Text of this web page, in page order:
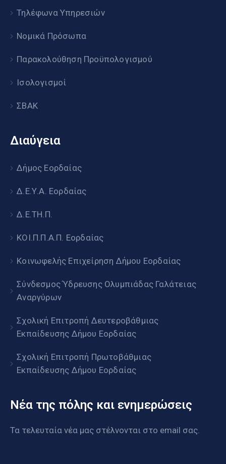
Τηλέφωνα Υπηρεσιών
Νομικά Πρόσωπα
Παρακολούθηση Προϋπολογισμού
Ισολογισμοί
ΣΒΑΚ
Διαύγεια
Δήμος Εορδαίας
Δ.Ε.Υ.Α. Εορδαίας
Δ.Ε.ΤΗ.Π.
ΚΟΙ.Π.Π.Α.Π. Εορδαίας
Κοινωφελής Επιχείρηση Δήμου Εορδαίας
Σύνδεσμος Ύδρευσης Ολυμπιάδας Γαλάτειας
Αναργύρων
Σχολική Επιτροπή Δευτεροβάθμιας
Εκπαίδευσης Δήμου Εορδαίας
Σχολική Επιτροπή Πρωτοβάθμιας
Εκπαίδευσης Δήμου Εορδαίας
Νέα της πόλης και ενημερώσεις
Τα τελευταία νέα μας στέλνονται στο email σας.